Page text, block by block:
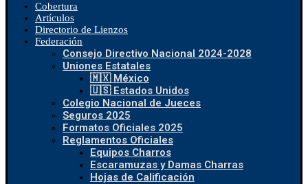
Cobertura
Artículos
Directorio de Lienzos
Federación
Consejo Directivo Nacional 2024-2028
Uniones Estatales
🇲🇽 México
🇺🇸 Estados Unidos
Colegio Nacional de Jueces
Seguros 2025
Formatos Oficiales 2025
Reglamentos Oficiales
Equipos Charros
Escaramuzas y Damas Charras
Hojas de Calificación